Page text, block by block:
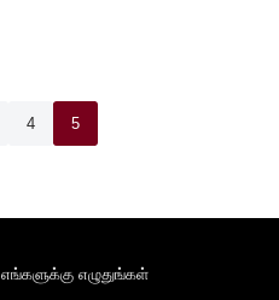
4 5
எங்களுக்கு எழுதுங்கள்